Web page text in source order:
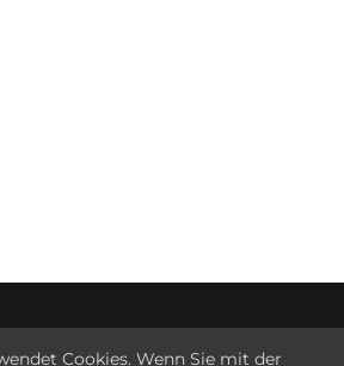
| WANAVI Natursteinsanierung -
Cookies. Wenn Sie mit der